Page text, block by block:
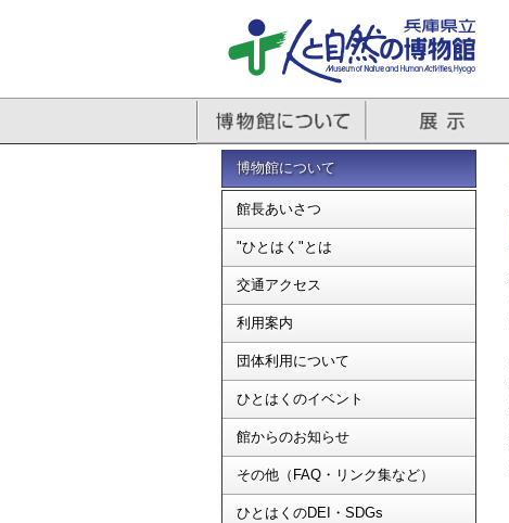
博物館について
館長あいさつ
"ひとはく"とは
交通アクセス
利用案内
団体利用について
ひとはくのイベント
館からのお知らせ
その他（FAQ・リンク集など）
ひとはくのDEI・SDGs